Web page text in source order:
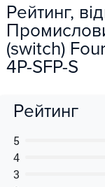
Рейтинг,
(switch)
4P-SFP-S
Рейтинг
5
4
3